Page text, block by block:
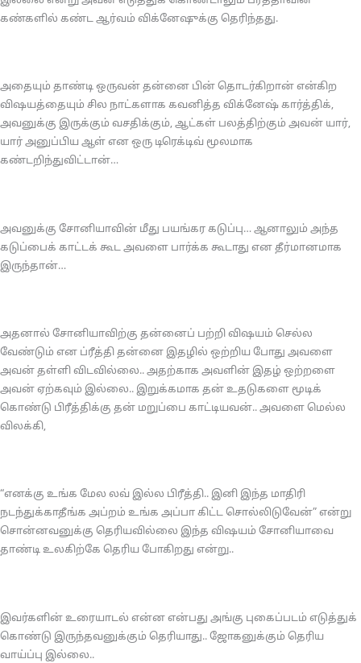
கண்களில் கண்ட ஆர்வம் விக்னேஷுக்கு தெரிந்தது.
அதையும் தாண்டி ஒருவன் தன்னை பின் தொடர்கிறான் என்கிற
விஷயத்தையும் சில நாட்களாக கவனித்த விக்னேஷ் கார்த்திக்,
அவனுக்கு இருக்கும் வசதிக்கும், ஆட்கள் பலத்திற்கும் அவன் யார்,
யார் அனுப்பிய ஆள் என ஒரு டிரெக்டிவ் மூலமாக
கண்டறிந்துவிட்டான்…
அவனுக்கு சோனியாவின் மீது பயங்கர கடுப்பு… ஆனாலும் அந்த
கடுப்பைக் காட்டக் கூட அவளை பார்க்க கூடாது என தீர்மானமாக
இருந்தான்…
அதனால் சோனியாவிற்கு தன்னைப் பற்றி விஷயம் செல்ல
வேண்டும் என ப்ரீத்தி தன்னை இதழில் ஒற்றிய போது அவளை
அவன் தள்ளி விடவில்லை.. அதற்காக அவளின் இதழ் ஒற்றளை
அவன் ஏற்கவும் இல்லை.. இறுக்கமாக தன் உதடுகளை மூடிக்
கொண்டு பிரீத்திக்கு தன் மறுப்பை காட்டியவன்.. அவளை மெல்ல
விலக்கி,
“எனக்கு உங்க மேல லவ் இல்ல பிரீத்தி.. இனி இந்த மாதிரி
நடந்துக்காதீங்க அப்றம் உங்க அப்பா கிட்ட சொல்லிடுவேன்” என்று
சொன்னவனுக்கு தெரியவில்லை இந்த விஷயம் சோனியாவை
தாண்டி உலகிற்கே தெரிய போகிறது என்று..
இவர்களின் உரையாடல் என்ன என்பது அங்கு புகைப்படம் எடுத்துக்
கொண்டு இருந்தவனுக்கும் தெரியாது.. ஜோகனுக்கும் தெரிய
வாய்ப்பு இல்லை..